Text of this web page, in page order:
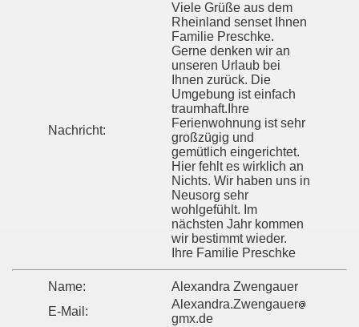
Nachricht:
Viele Grüße aus dem
Rheinland senset Ihnen
Familie Preschke.
Gerne denken wir an
unseren Urlaub bei
Ihnen zurück. Die
Umgebung ist einfach
traumhaft.Ihre
Ferienwohnung ist sehr
großzügig und
gemütlich eingerichtet.
Hier fehlt es wirklich an
Nichts. Wir haben uns in
Neusorg sehr
wohlgefühlt. Im
nächsten Jahr kommen
wir bestimmt wieder.
Ihre Familie Preschke
Name:
Alexandra Zwengauer
E-Mail:
Alexandra.Zwengauer
gmx.de